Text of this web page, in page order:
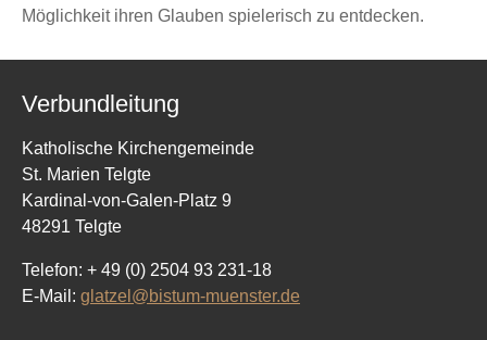
Möglichkeit ihren Glauben spielerisch zu entdecken.
Verbundleitung
Katholische Kirchengemeinde
St. Marien Telgte
Kardinal-von-Galen-Platz 9
48291 Telgte
Telefon: + 49 (0) 2504 93 231-18
E-Mail: glatzel@bistum-muenster.de